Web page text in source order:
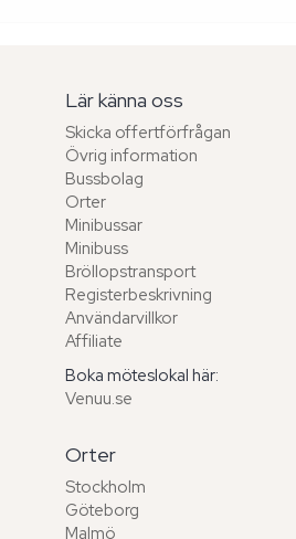
Lär känna oss
Skicka offertförfrågan
Övrig information
Bussbolag
Orter
Minibussar
Minibuss
Bröllopstransport
Registerbeskrivning
Användarvillkor
Affiliate
Boka möteslokal här:
Venuu.se
Orter
Stockholm
Göteborg
Malmö